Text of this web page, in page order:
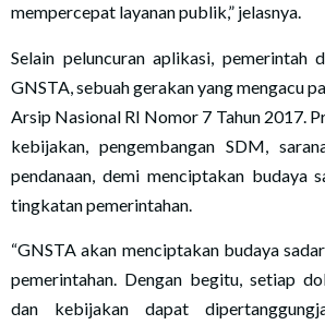
mempercepat layanan publik,” jelasnya.
Selain peluncuran aplikasi, pemerintah
GNSTA, sebuah gerakan yang mengacu
Arsip Nasional RI Nomor 7 Tahun 2017.
kebijakan, pengembangan SDM,
pendanaan, demi menciptakan budaya
tingkatan pemerintahan.
“GNSTA akan menciptakan budaya
pemerintahan. Dengan begitu, setiap
dan kebijakan dapat